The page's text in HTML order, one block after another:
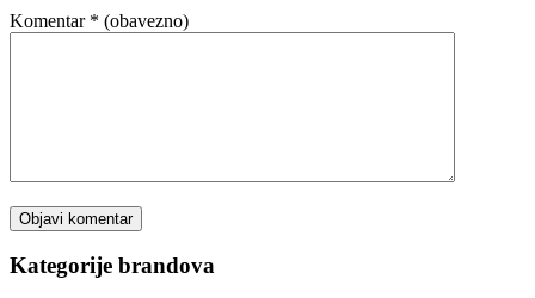
Komentar * (obavezno)
Kategorije brandova